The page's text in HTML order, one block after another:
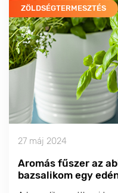
ZÖLDSÉGTERMESZTÉS
27 máj 2024
Aromás fűszer az
bazsalikom egy